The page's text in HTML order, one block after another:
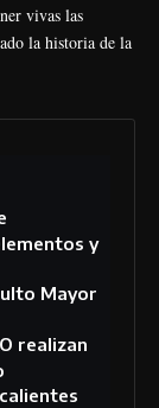
vivas las
la historia de la
y
Mayor
realizan